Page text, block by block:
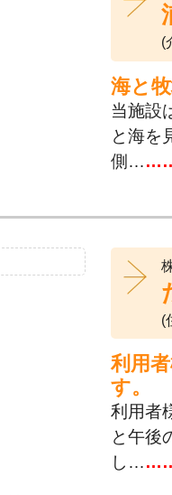
(
海と
当施設
と海を
側………
(
利用
す。
利用者
と午後
し………